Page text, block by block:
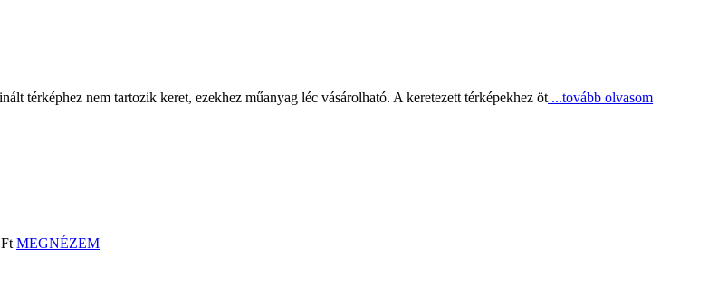
térképhez nem tartozik keret, ezekhez műanyag léc vásárolható. A keretezett térképekhez öt ...tovább olvasom
MEGNÉZEM